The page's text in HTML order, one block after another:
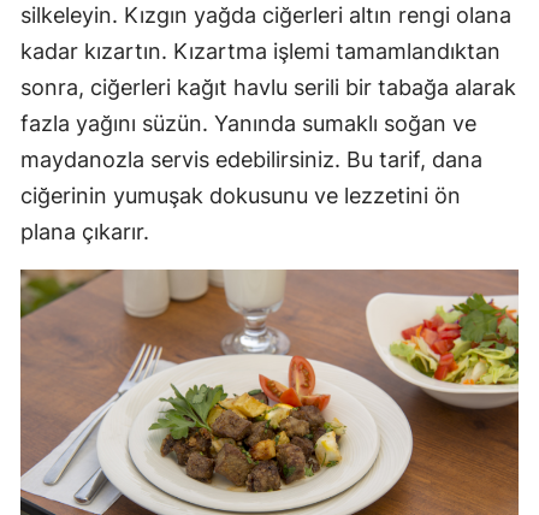
silkeleyin. Kızgın yağda ciğerleri altın rengi olana
kadar kızartın. Kızartma işlemi tamamlandıktan
sonra, ciğerleri kağıt havlu serili bir tabağa alarak
fazla yağını süzün. Yanında sumaklı soğan ve
maydanozla servis edebilirsiniz. Bu tarif, dana
ciğerinin yumuşak dokusunu ve lezzetini ön
plana çıkarır.